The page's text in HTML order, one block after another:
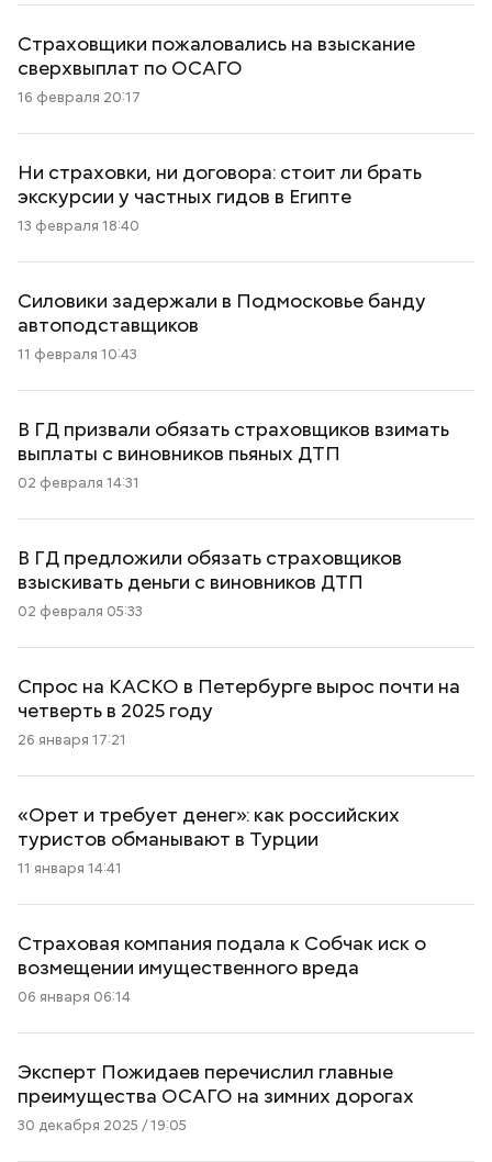
Страховщики пожаловались на взыскание
сверхвыплат по ОСАГО
16 февраля 20:17
Ни страховки, ни договора: стоит ли брать
экскурсии у частных гидов в Египте
13 февраля 18:40
Силовики задержали в Подмосковье банду
автоподставщиков
11 февраля 10:43
В ГД призвали обязать страховщиков взимать
выплаты с виновников пьяных ДТП
02 февраля 14:31
В ГД предложили обязать страховщиков
взыскивать деньги с виновников ДТП
02 февраля 05:33
Спрос на КАСКО в Петербурге вырос почти на
четверть в 2025 году
26 января 17:21
«Орет и требует денег»: как российских
туристов обманывают в Турции
11 января 14:41
Страховая компания подала к Собчак иск о
возмещении имущественного вреда
06 января 06:14
Эксперт Пожидаев перечислил главные
преимущества ОСАГО на зимних дорогах
30 декабря 2025 / 19:05